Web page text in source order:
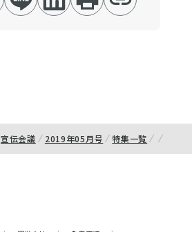
宣伝会議 2019年05月号 特集一覧